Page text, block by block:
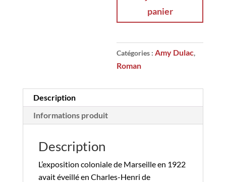
panier
Catégories :Amy Dulac,
Roman
Description
Informations produit
Description
L’exposition coloniale de Marseille en 1922
avait éveillé en Charles-Henri de